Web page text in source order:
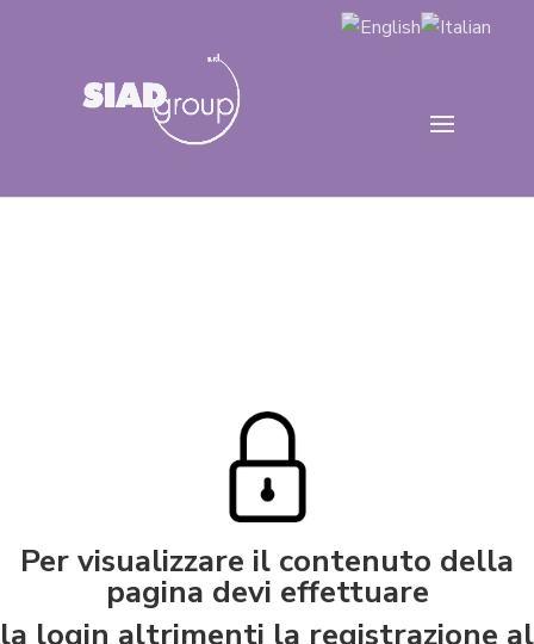
Per visualizzare il contenuto della
pagina devi effettuare
la login altrimenti la registrazione al